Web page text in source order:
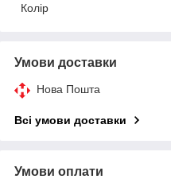
Колір
Умови доставки
Нова Пошта
Всі умови доставки
Умови оплати